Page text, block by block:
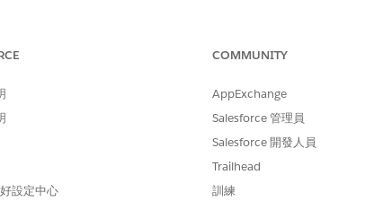
「Life Sciences 商業管理
戶區域範圍資訊記錄上的年度到日期造訪、後續造訪和前
」,然後選取「管理員主控台
訊」工作。
按一下「立即 」立即執行工作。
設定中心
COMMUNITY
AppExchange
Salesforce 管理員
Salesforce 開發人員
Trailhead
訓練